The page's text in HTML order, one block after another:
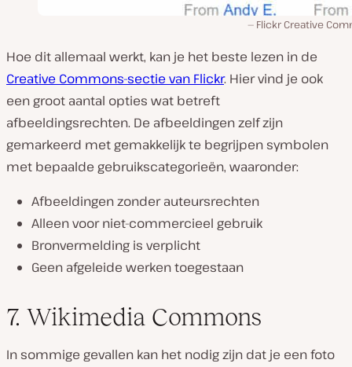
Flickr Creative
Hoe dit allemaal werkt, kan je het beste lezen in de
Creative Commons-sectie van Flickr. Hier vind je ook
een groot aantal opties wat betreft
afbeeldingsrechten. De afbeeldingen zelf zijn
gemarkeerd met gemakkelijk te begrijpen symbolen
met bepaalde gebruikscategorieën, waaronder:
Afbeeldingen zonder auteursrechten
Alleen voor niet-commercieel gebruik
Bronvermelding is verplicht
Geen afgeleide werken toegestaan
7. Wikimedia Commons
In sommige gevallen kan het nodig zijn dat je een foto